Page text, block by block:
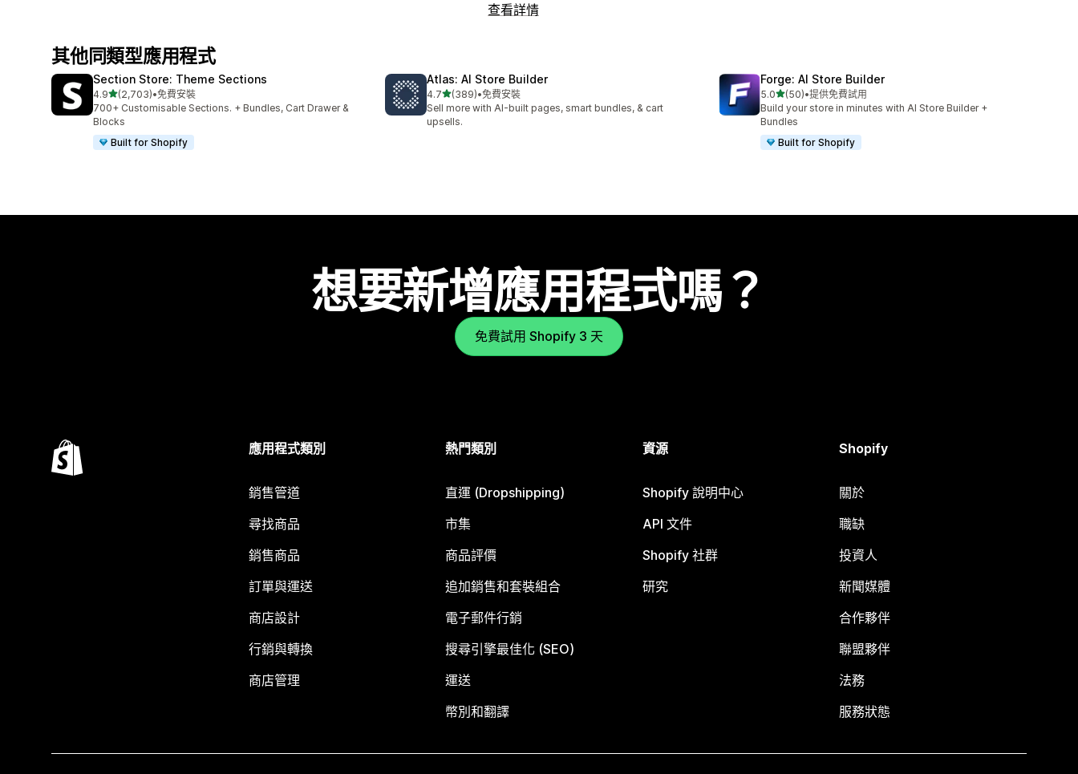
查看詳情
其他同類型應用程式
Section Store: Theme Sections
4.9滿分 5 顆星
(2,703)
共有 2703 則評價
•免費安裝
700+ Customisable Sections. + Bundles, Cart Drawer &
Blocks
Built for Shopify
Atlas: AI Store Builder
4.7滿分 5 顆星
(389)
共有 389 則評價
•免費安裝
Sell more with AI-built pages, smart bundles, & cart
upsells.
Forge: AI Store Builder
5.0滿分 5 顆星
(50)
共有 50 則評價
•提供免費試用
Build your store in minutes with AI Store Builder +
Bundles
Built for Shopify
想要新增應用程式嗎？
免費試用 Shopify 3 天
應用程式類別
銷售管道
尋找商品
銷售商品
訂單與運送
商店設計
行銷與轉換
商店管理
熱門類別
直運 (Dropshipping)
市集
商品評價
追加銷售和套裝組合
電子郵件行銷
搜尋引擎最佳化 (SEO)
運送
幣別和翻譯
資源
Shopify 說明中心
API 文件
Shopify 社群
研究
Shopify
關於
職缺
投資人
新聞媒體
合作夥伴
聯盟夥伴
法務
服務狀態